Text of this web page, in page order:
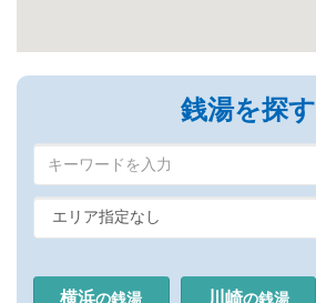
銭湯を探す
横浜の銭湯 川崎の銭湯